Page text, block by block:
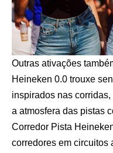
Outras ativações
Heineken 0.0 trouxe
inspirados nas
a atmosfera das pistas
Corredor Pista
corredores em circuitos